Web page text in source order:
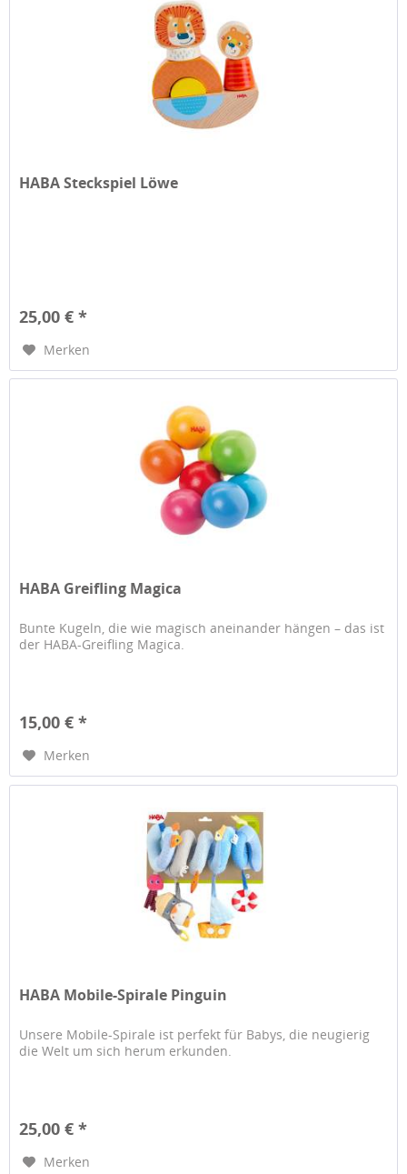
HABA Steckspiel Löwe
25,00 € *
Merken
HABA Greifling Magica
Bunte Kugeln, die wie magisch aneinander hängen – das ist
der HABA-Greifling Magica.
15,00 € *
Merken
HABA Mobile-Spirale Pinguin
Unsere Mobile-Spirale ist perfekt für Babys, die neugierig
die Welt um sich herum erkunden.
25,00 € *
Merken